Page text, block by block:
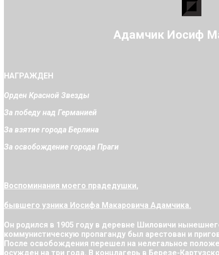
Адамчик Иосиф
НАГРАЖДЕН
Орден Красной Звезды
За победу над Германией
За взятие города Берлина
За освобождение города Праги
Воспоминания моего прадедушки,
бывшего узника Иосифа Макаровича Адамчика.
Он родился в 1905 году в деревне Шиловичи
коммунистическую пропаганду был арестован и
После освобождения перешел на нелегальное
осужден на три года. В концлагерь в Березе-